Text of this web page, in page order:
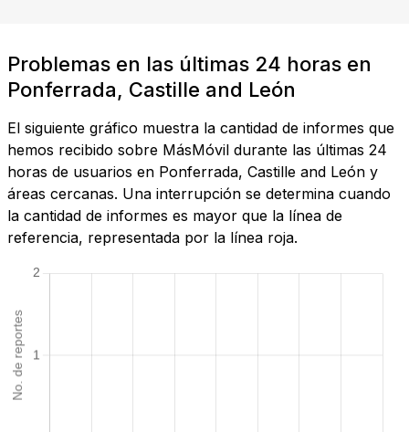
Problemas en las últimas 24 horas en
Ponferrada, Castille and León
El siguiente gráfico muestra la cantidad de informes que
hemos recibido sobre MásMóvil durante las últimas 24
horas de usuarios en Ponferrada, Castille and León y
áreas cercanas. Una interrupción se determina cuando
la cantidad de informes es mayor que la línea de
referencia, representada por la línea roja.